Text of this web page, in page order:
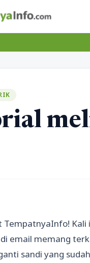
TempatnyaInfo!
email memang
sandi yang